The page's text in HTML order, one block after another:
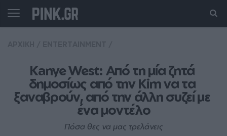
Κanye West: Από τη μία ζητά
δημοσίως από την Kim να τα
ξαναβρούν, από την άλλη συζεί με
ένα μοντέλο
Πόσα θες να μας τρελάνεις